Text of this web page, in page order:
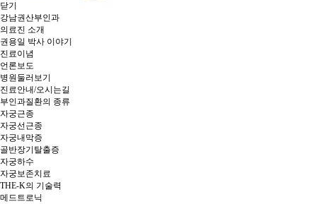
닫기
강남권산부인과
의료진 소개
권용일 박사 이야기
진료이념
언론보도
병원둘러보기
진료안내/오시는길
부인과질환의 종류
자궁근종
자궁선근종
자궁내막증
골반장기탈출증
자궁하수
자궁보존치료
THE-K의 기술력
메드트로닉